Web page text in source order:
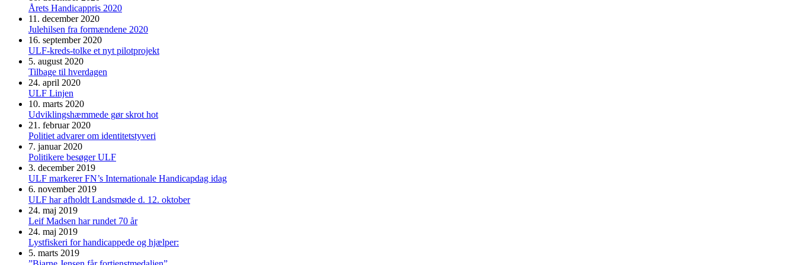
Årets Handicappris 2020
11. december 2020
Julehilsen fra formændene 2020
16. september 2020
ULF-kreds-tolke et nyt pilotprojekt
5. august 2020
Tilbage til hverdagen
24. april 2020
ULF Linjen
10. marts 2020
Udviklingshæmmede gør skrot hot
21. februar 2020
Politiet advarer om identitetstyveri
7. januar 2020
Politikere besøger ULF
3. december 2019
ULF markerer FN’s Internationale Handicapdag idag
6. november 2019
ULF har afholdt Landsmøde d. 12. oktober
24. maj 2019
Leif Madsen har rundet 70 år
24. maj 2019
Lystfiskeri for handicappede og hjælper:
5. marts 2019